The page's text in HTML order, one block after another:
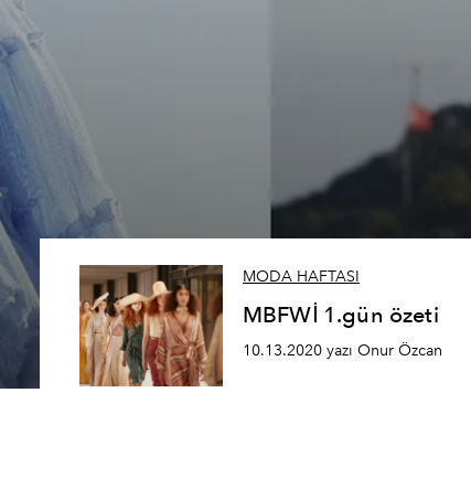
MODA HAFTASI
MBFWİ 1.gün özeti
10.13.2020 yazı Onur Özcan